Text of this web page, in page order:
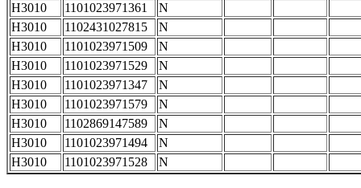
H3010
1101023971361
N
H3010
1102431027815
N
H3010
1101023971509
N
H3010
1101023971529
N
H3010
1101023971347
N
H3010
1101023971579
N
H3010
1102869147589
N
H3010
1101023971494
N
H3010
1101023971528 N